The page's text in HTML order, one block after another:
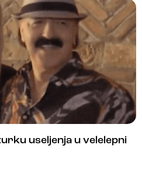
useljenja u velelepni